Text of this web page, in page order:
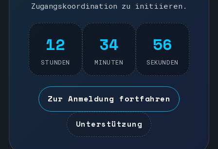
Zugangskoordination zu initiieren.
12
STUNDEN
34
MINUTEN
56
SEKUNDEN
Zur Anmeldung fortfahren
Unterstützung